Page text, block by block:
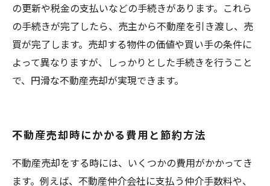
の更新や税金の支払いなどの手続きがあります。これら
の手続きが完了したら、売主から不動産を引き渡し、売
買が完了します。売却する物件の価値や買い手の条件に
よって異なりますが、しっかりとした手続きを行うこと
で、円滑な不動産売却が実現できます。
不動産売却時にかかる費用と節約方法
不動産売却をする時には、いくつかの費用がかかってき
ます。例えば、不動産仲介会社に支払う仲介手数料や、